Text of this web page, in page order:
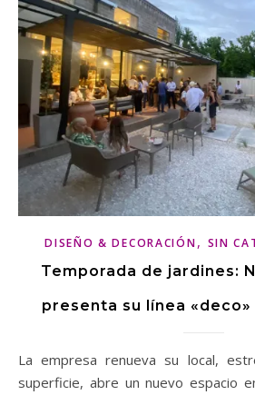
DISEÑO & DECORACIÓN, SIN
Temporada de jardines:
presenta su línea
La empresa renueva su local, estrena jardines, duplica
superficie, abre un nuevo espacio